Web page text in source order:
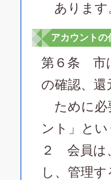
あります
アカウントの
第６条 市
の確認、
ために必
ント」と
２ 会員は
し、管理